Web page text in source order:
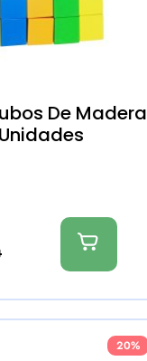
De Madera
20%